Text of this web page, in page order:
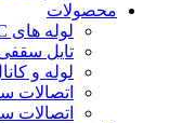
محصولات
لوله های UPVC
تایل سقفی
لوله و
اتصالات
اتصالات